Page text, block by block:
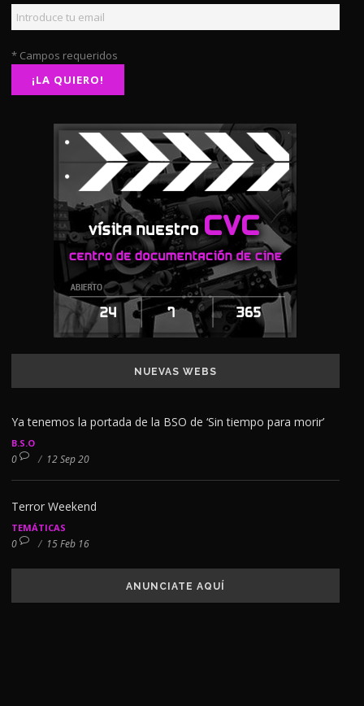
* Campos requeridos
NUEVAS WEBS
Ya tenemos la portada de la BSO de ‘Sin tiempo para morir’
B.S.O
0 / 12 Sep 20
Terror Weekend
TEMÁTICAS
0 / 15 Feb 16
ANUNCIATE AQUÍ